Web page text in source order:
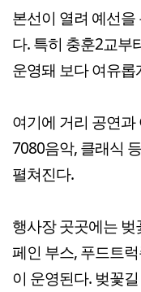
본선이 열려 예선
다. 특히 충훈2교부
운영돼 보다 여유
여기에 거리 공연
7080음악, 클래식
펼쳐진다.
행사장 곳곳에는
페인 부스, 푸드트
이 운영된다. 벚꽃